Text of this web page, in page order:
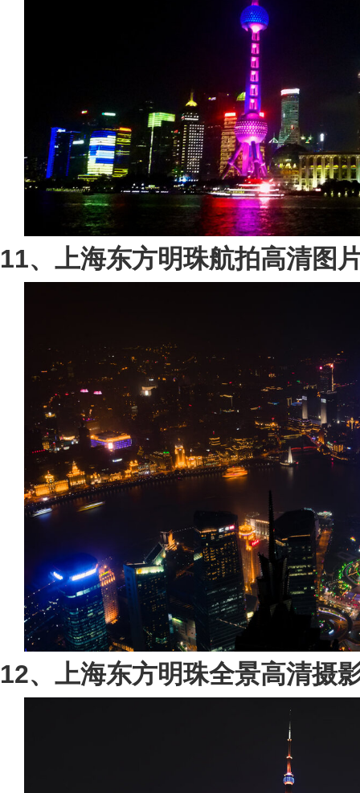
11、上海东方明珠航拍高清图
12、上海东方明珠全景高清摄